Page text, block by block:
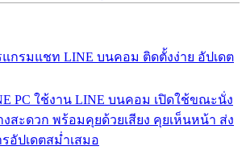
แกรมแชท LINE บนคอม ติดตั้งง่าย อัปเดต
PC ใช้งาน LINE บนคอม เปิดใช้ขณะนั่ง
สะดวก พร้อมคุยด้วยเสียง คุยเห็นหน้า ส่ง
อัปเดตสม่ำเสมอ